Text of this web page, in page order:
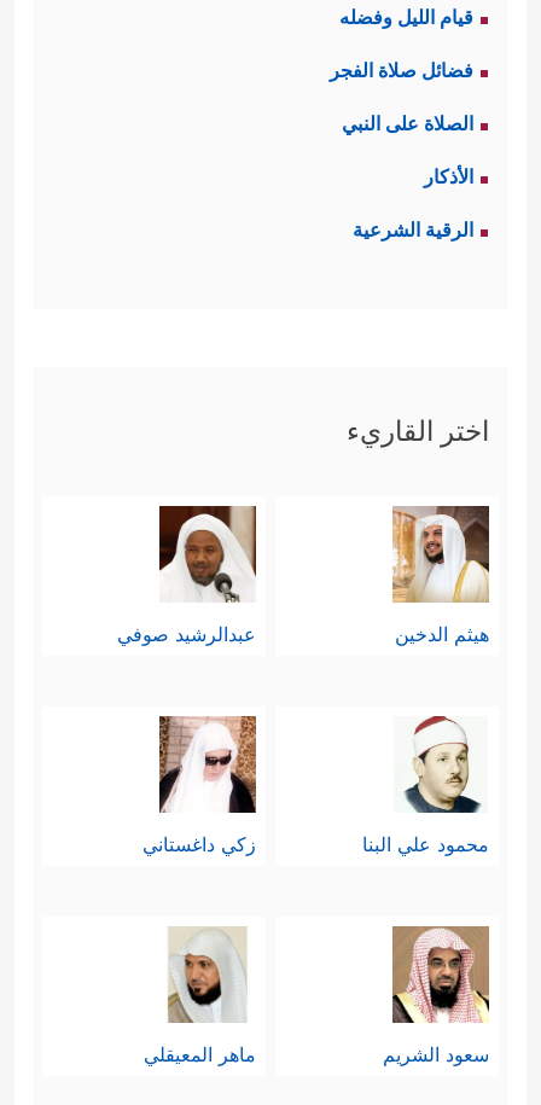
ثالثًا: إن النظر العلمي الذي يبدأ بملاحظة
الظواهر وافتراض الفرضيات، ثم تصنيف
المقدمات وتركيبها، ثم استظهار النتائج
هذا هو طريق المعرفة الأول، فإبراهيم
عبادة الحجر المظلم الصغير لماذا لا
يجوِّز عبادة الكوكب الكبير المنير؟ فلما
أفل الكوكب بطلت الفرضية؛ لأن الربَّ
لا ينبغي أن يزول، ولا ينبغي أن يترك
فلما رأى
افترض فرضيَّة أخرى؛
أن هذا أكبر من ذلك الكوكب، وأظهر
بزوغًا وإشراقًا، فلعلَّه يثبت ولا يعتَرِيه ما
الفرضية أيضًا، وهكذا افترض في
الشمس بعد أن رآها أكبر الأجرام
المرئيَّة، وأكثرها نفعًا وضياءً، فلما أفَلَت
قيام الليل وفضله
فضائل صلاة الفجر
الصلاة على النبي
الأذكار
الرقية الشرعية
اختر القاريء
هيثم الدخين عبدالرشيد صوفي
محمود علي البنا زكي داغستاني
سعود الشريم ماهر المعيقلي